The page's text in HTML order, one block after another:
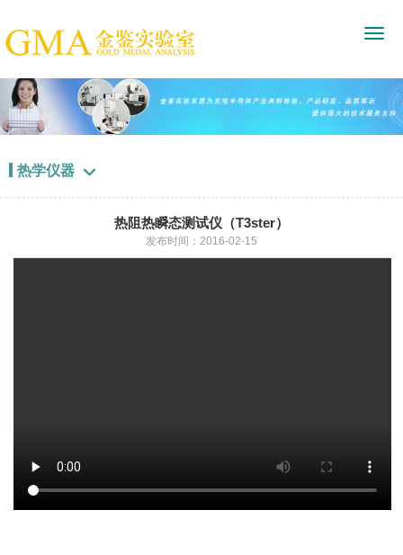
热学仪器 
热阻热瞬态测试仪（T3ster）
发布时间：2016-02-15